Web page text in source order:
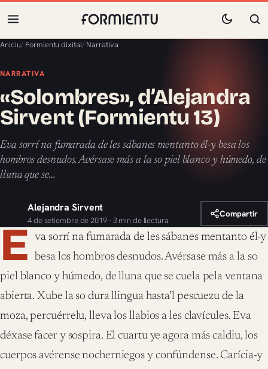
Aniciu/ Formientu dixital/ Narrativa
NARRATIVA
«Solombres», d’Alejandra
Sirvent (Formientu 13)
Eva sorrí na fumarada de les sábanes mentanto él-y besa los
hombros desnudos. Avérsase más a la so piel blanco y húmedo, de
lluna que se…
Alejandra Sirvent
4 de setiembre de 2019 · 3 min de llectura
Compartir
E va sorrí na fumarada de les sábanes mentanto él-y
besa los hombros desnudos. Avérsase más a la so
piel blanco y húmedo, de lluna que se cuela pela ventana
abierta. Xube la so dura llingua hasta’l pescuezu de la
moza, percuérrelu, lleva los llabios a les clavícules. Eva
déxase facer y sospira. El cuartu ye agora más caldiu, los
cuerpos avérense nocherniegos y confúndense. Carícia-y